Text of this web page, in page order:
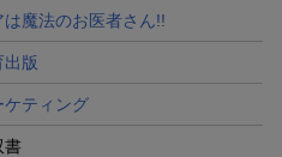
は魔法のお医者さん!!
出版
ケティング
書